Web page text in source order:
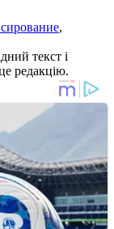
,
текст і
редакцію.